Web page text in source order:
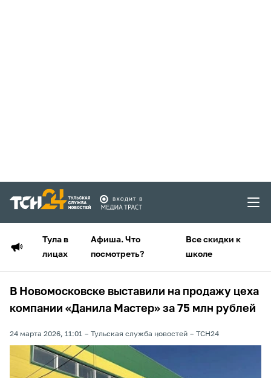
Тула в
лицах
Афиша. Что
посмотреть?
Все скидки к
школе
В Новомосковске выставили на продажу цеха
компании «Данила Мастер» за 75 млн рублей
24 марта 2026, 11:01 Тульская служба новостей ТСН24